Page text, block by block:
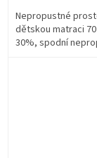
Nepropustné
dětskou matraci
30%, spodní